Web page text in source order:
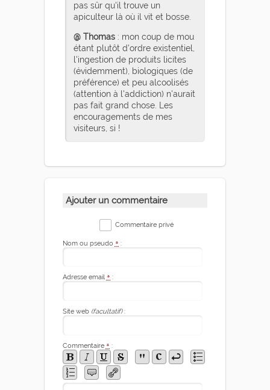
pas sûr qu'il trouve un
apiculteur là où il vit et bosse.
@ Thomas: mon coup de mou
étant plutôt d'ordre existentiel,
l'ingestion de produits licites
(évidemment), biologiques (de
préférence) et peu alcoolisés
(attention à l'addiction) n'aurait
pas fait grand chose. Les
encouragements de mes
visiteurs, si !
Ajouter un commentaire
Commentaire privé
Nom ou pseudo * :
Adresse email * :
Site web (facultatif):
Commentaire * :